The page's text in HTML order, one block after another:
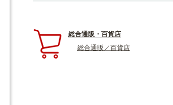
総合通販・百貨店
総合通販／百貨店